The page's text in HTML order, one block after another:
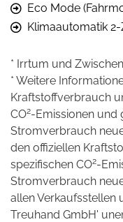
Eco Mode
Klimaautomatik
* Irrtum und
* Weitere
Kraftstoffverbrauch
CO2-Emissionen und
Stromverbrauch
den offiziellen
spezifischen CO2-
Stromverbrauch
allen Verkaufsstellen
Treuhand GmbH'